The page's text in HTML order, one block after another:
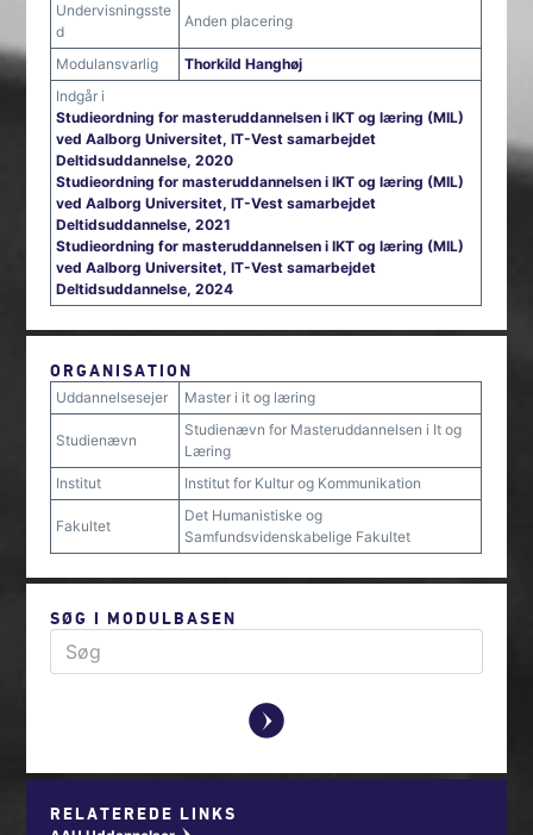
Undervisningsste
d
Anden placering
Modulansvarlig
Thorkild Hanghøj
Indgår i
Studieordning for masteruddannelsen i IKT og læring (MIL)
ved Aalborg Universitet, IT-Vest samarbejdet
Deltidsuddannelse, 2020
Studieordning for masteruddannelsen i IKT og læring (MIL)
ved Aalborg Universitet, IT-Vest samarbejdet
Deltidsuddannelse, 2021
Studieordning for masteruddannelsen i IKT og læring (MIL)
ved Aalborg Universitet, IT-Vest samarbejdet
Deltidsuddannelse, 2024
ORGANISATION
Uddannelsesejer Master i it og læring
Studienævn
Studienævn for Masteruddannelsen i It og
Læring
Institut
Institut for Kultur og Kommunikation
Fakultet
Det Humanistiske og
Samfundsvidenskabelige Fakultet
SØG I MODULBASEN
y
RELATEREDE LINKS